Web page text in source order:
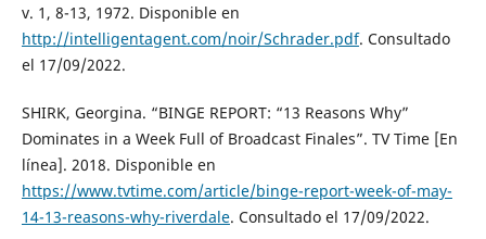
v. 1, 8-13, 1972. Disponible en
http://intelligentagent.com/noir/Schrader.pdf. Consultado
el 17/09/2022.
SHIRK, Georgina. “BINGE REPORT: “13 Reasons Why”
Dominates in a Week Full of Broadcast Finales”. TV Time [En
línea]. 2018. Disponible en
https://www.tvtime.com/article/binge-report-week-of-may-
14-13-reasons-why-riverdale. Consultado el 17/09/2022.